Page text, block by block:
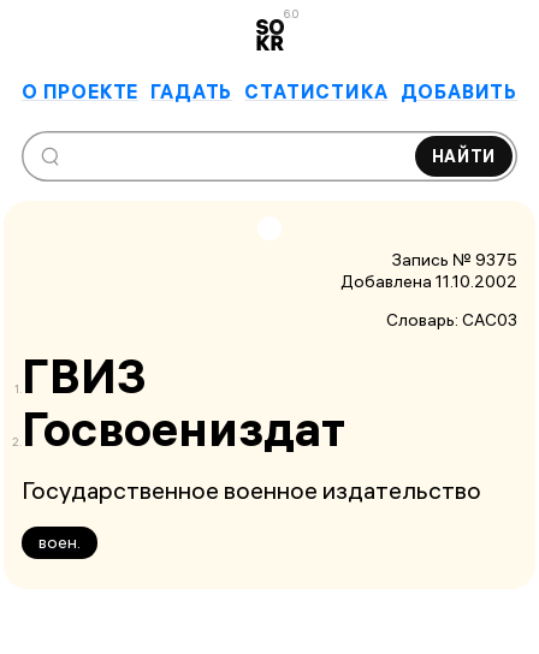
6.0
О ПРОЕКТЕ ГАДАТЬ СТАТИСТИКА ДОБАВИТЬ
НАЙТИ
Запись № 9375
Добавлена 11.10.2002
Словарь: САС03
ГВИЗ
Госвоениздат
Государственное военное издательство
воен.